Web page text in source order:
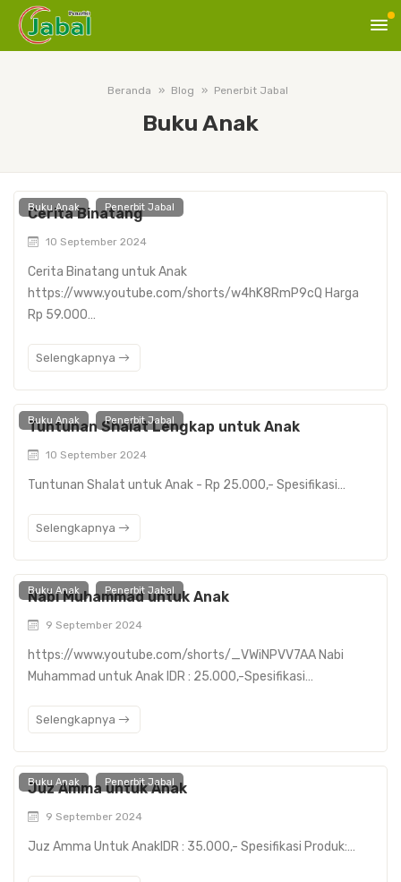
Beranda Blog Penerbit Jabal
Buku Anak
Buku Anak Penerbit Jabal
Cerita Binatang
10 September 2024
Cerita Binatang untuk Anak
https://www.youtube.com/shorts/w4hK8RmP9cQ Harga
Rp 59.000…
Selengkapnya
Buku Anak Penerbit Jabal
Tuntunan Shalat Lengkap untuk Anak
10 September 2024
Tuntunan Shalat untuk Anak - Rp 25.000,- Spesifikasi…
Selengkapnya
Buku Anak Penerbit Jabal
Nabi Muhammad untuk Anak
9 September 2024
https://www.youtube.com/shorts/_VWiNPVV7AA Nabi
Muhammad untuk Anak IDR : 25.000,-Spesifikasi…
Selengkapnya
Buku Anak Penerbit Jabal
Juz Amma untuk Anak
9 September 2024
Juz Amma Untuk AnakIDR : 35.000,- Spesifikasi Produk:…